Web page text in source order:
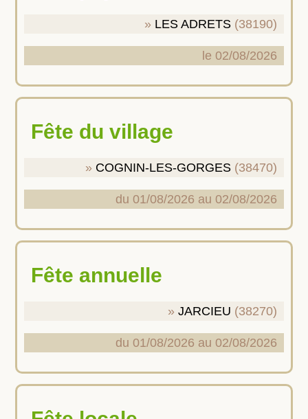
LES ADRETS (38190)
le 02/08/2026
Fête du village
COGNIN-LES-GORGES (38470)
du 01/08/2026 au 02/08/2026
Fête annuelle
JARCIEU (38270)
du 01/08/2026 au 02/08/2026